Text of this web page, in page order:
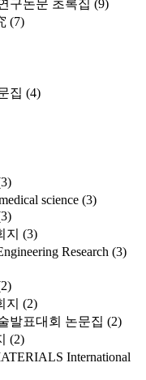
구논문 초록집 (9)
(7)
집 (4)
science (3)
(3)
Research (3)
(2)
발표대회 논문집 (2)
(2)
International